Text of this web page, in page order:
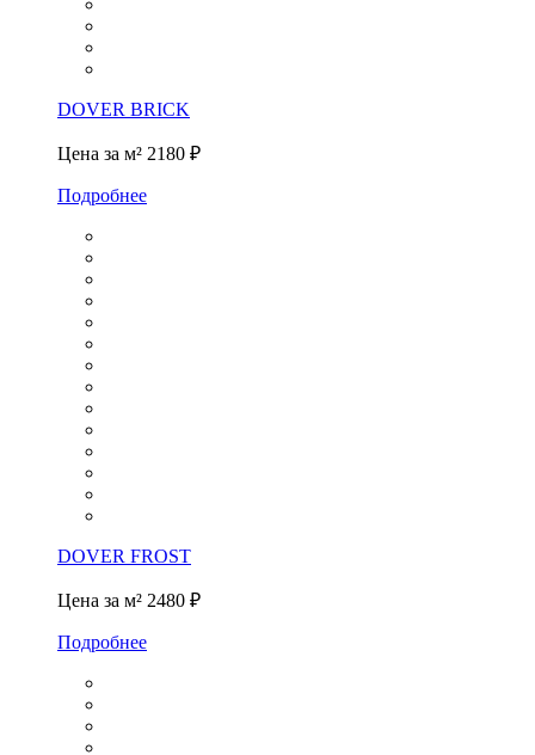
DOVER BRICK
Цена за м² 2180 ₽
Подробнее
DOVER FROST
Цена за м² 2480 ₽
Подробнее